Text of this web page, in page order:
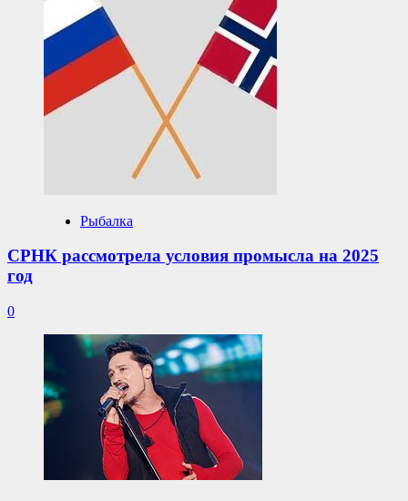
Рыбалка
СРНК рассмотрела условия промысла на 2025
год
0